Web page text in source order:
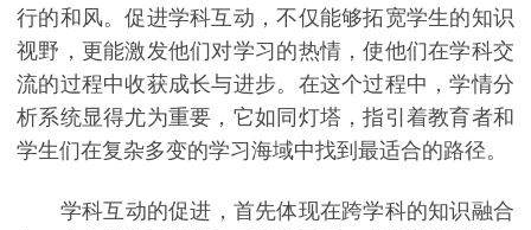
行的和风。促进学科互动，不仅能够拓宽学生的知识
视野，更能激发他们对学习的热情，使他们在学科交
流的过程中收获成长与进步。在这个过程中，学情分
析系统显得尤为重要，它如同灯塔，指引着教育者和
学生们在复杂多变的学习海域中找到最适合的路径。
学科互动的促进，首先体现在跨学科的知识融合